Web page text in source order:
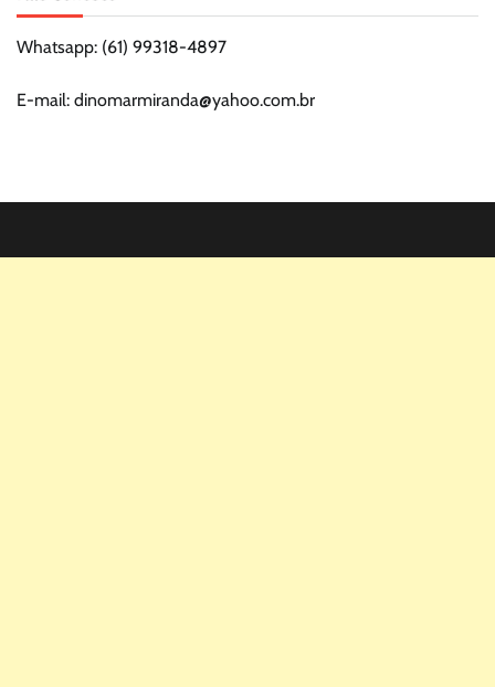
Whatsapp: (61) 99318-4897
E-mail: dinomarmiranda@yahoo.com.br